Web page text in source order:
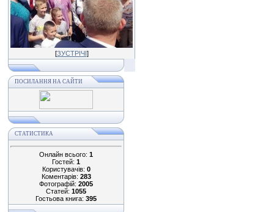
[ЗУСТРІЧІ]
ПОСИЛАННЯ НА САЙТИ
СТАТИСТИКА
Онлайн всього: 1
Гостей: 1
Користувачів: 0
Коментарів: 283
Фотографій: 2005
Статей: 1055
Гостьова книга: 395